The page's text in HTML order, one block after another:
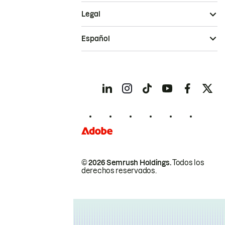
© 2026 Semrush Holdings.Todos los
derechos reservados.
Legal
Español